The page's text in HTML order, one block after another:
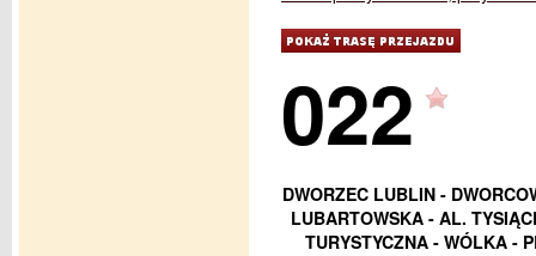
022
DWORZEC LUBLIN -
LUBARTOWSKA - AL.
TURYSTYCZNA - WÓLKA -